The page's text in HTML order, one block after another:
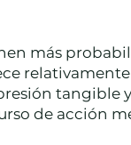
más
tangible
de acción